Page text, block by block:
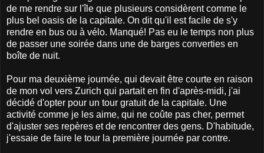
de me rendre sur l'île que plusieurs considèrent comme le
plus bel oasis de la capitale. On dit qu'il est facile de s'y
rendre en bus ou à vélo. Manqué! Pas eu le temps non plus
de passer une soirée dans une de barges converties en
boîte de nuit.
Pour ma deuxième journée, qui devait être courte en raison
de mon vol vers Zurich qui partait en fin d'après-midi, j'ai
décidé d'opter pour un tour gratuit de la capitale. Une
activité comme je les aime, qui ne coûte pas cher, permet
d'ajuster ses repères et de rencontrer des gens. D'habitude,
j'essaie de faire le tour la première journée par contre.